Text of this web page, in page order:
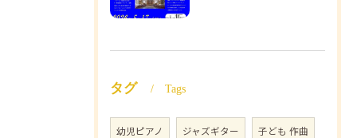
タグ Tags
幼児ピアノ ジャズギター 子ども 作曲